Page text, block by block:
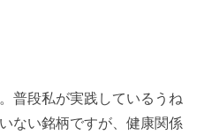
普段私が実践しているうね
ない銘柄ですが、健康関係